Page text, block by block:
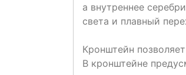
а внутреннее
света и плавный
Кронштейн
В кронштейне